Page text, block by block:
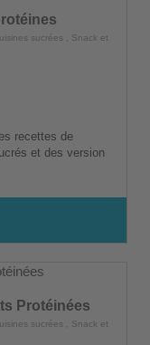
sucrées
Snack et
recettes de
et des version
Protéinées
sucrées
Snack et